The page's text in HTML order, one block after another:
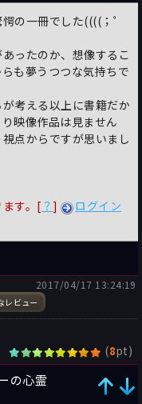
の一冊でした((((；ﾟ
ったのか、想像するこ
も夢うつつな気持ちで
考える以上に書籍だか
映像作品は見ません
点からですが思いまし
す。[ ？ ]
ログイン
レビュー
2017/04/17 13:24:19
(8pt)
の心霊